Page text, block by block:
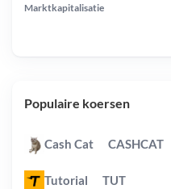
Marktkapitalisatie
Populaire koersen
Cash Cat CASHCAT
Tutorial TUT